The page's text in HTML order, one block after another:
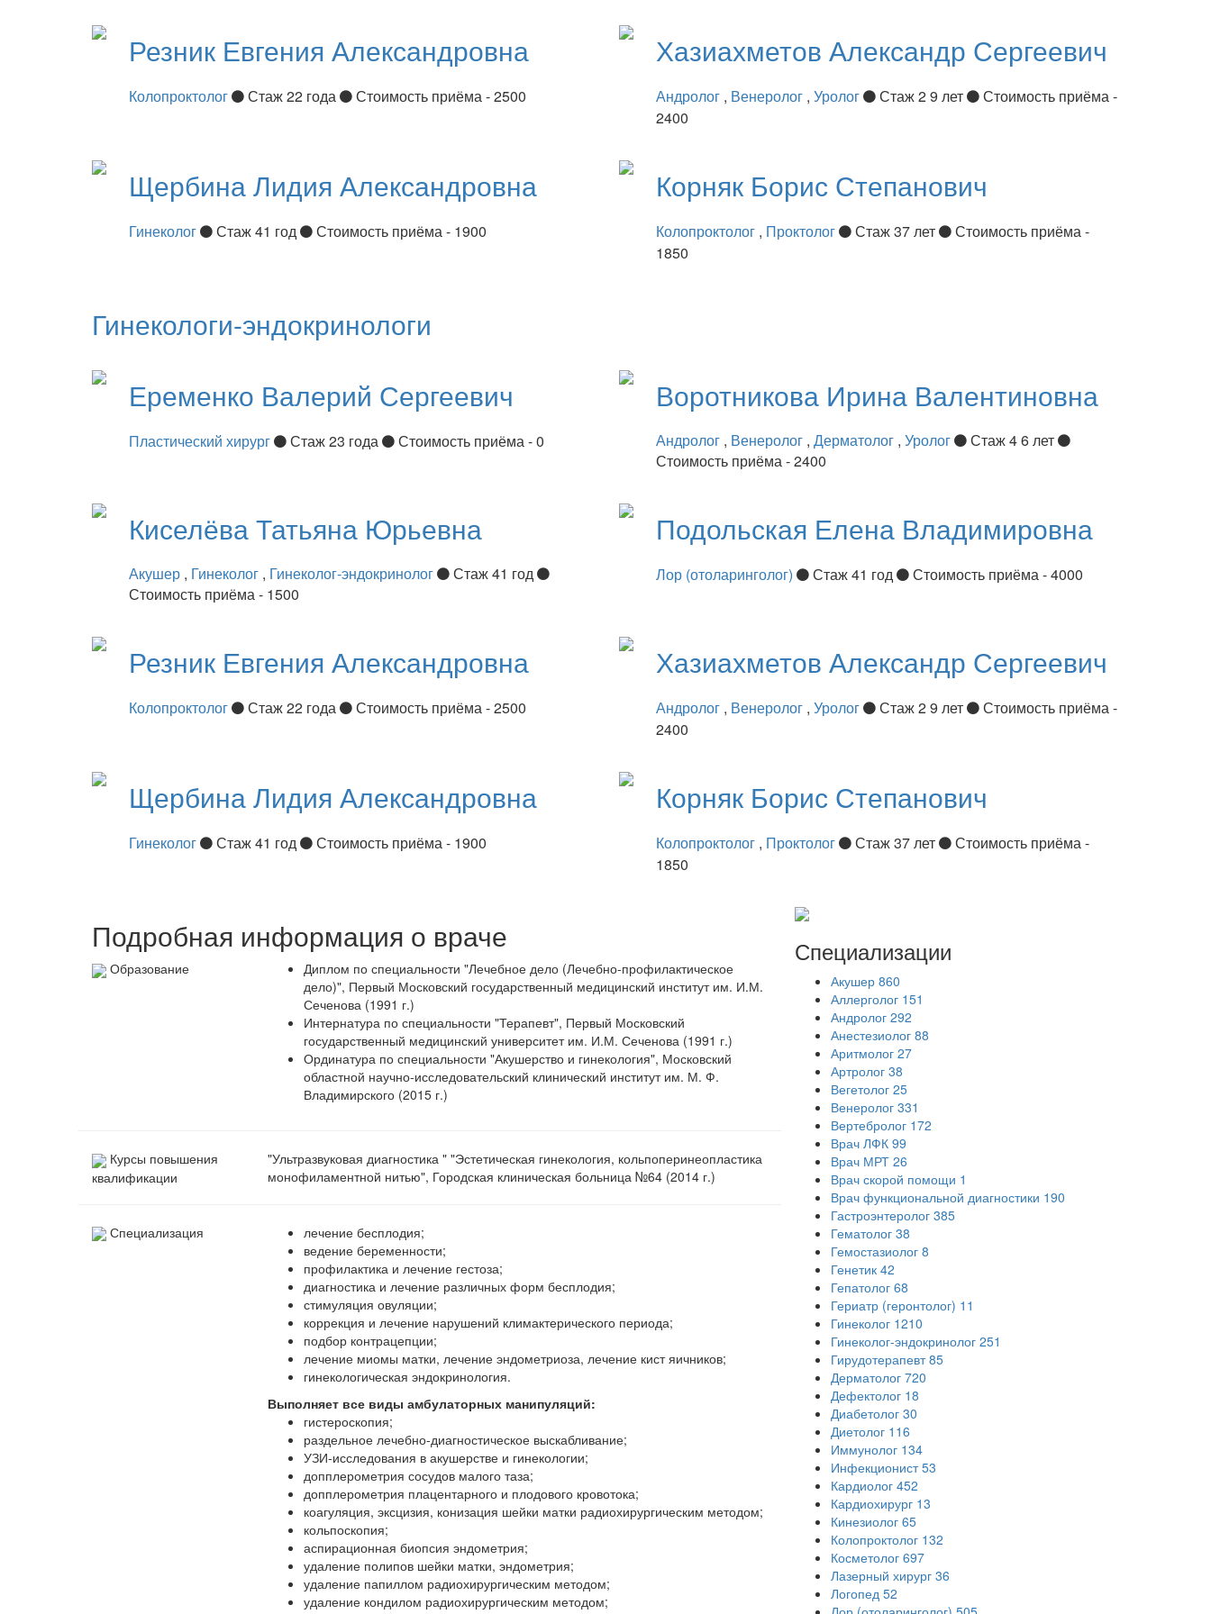
Резник Евгения Александровна
Колопроктолог Стаж 22 года Стоимость приёма - 2500
Хазиахметов Александр Сергеевич
Андролог , Венеролог , Уролог Стаж 2 9 лет
Стоимость приёма -
2400
ЩербинаЛидия Александровна
Гинеколог Стаж 41 год Стоимость приёма - 1900
Корняк Борис Степанович
Колопроктолог , Проктолог Стаж 37 лет
Стоимость приёма -
1850
Гинекологи-эндокринологи
Еременко Валерий Сергеевич
Пластический хирург Стаж 23 года Стоимость приёма - 0
Воротникова Ирина Валентиновна
Андролог , Венеролог , Дерматолог , Уролог
Стаж 4 6 лет
Стоимость приёма - 2400
КиселёваТатьяна Юрьевна
Акушер , Гинеколог , Гинеколог-эндокринолог
Стаж 41 год
Стоимость приёма - 1500
Подольская Елена Владимировна
Лор (отоларинголог) Стаж 41 год Стоимость приёма - 4000
Резник Евгения Александровна
Колопроктолог Стаж 22 года Стоимость приёма - 2500
Хазиахметов Александр Сергеевич
Андролог , Венеролог , Уролог Стаж 2 9 лет
Стоимость приёма -
2400
ЩербинаЛидия Александровна
Гинеколог Стаж 41 год Стоимость приёма - 1900
Корняк Борис Степанович
Колопроктолог , Проктолог Стаж 37 лет
Стоимость приёма -
1850
Подробная информация о враче
Образование
Диплом по специальности "Лечебное дело (Лечебно-профилактическое
дело)", Первый Московский государственный медицинский институт им. И.М.
Сеченова (1991 г.)
Интернатура по специальности "Терапевт", Первый Московский
государственный медицинский университет им. И.М. Сеченова (1991 г.)
Ординатура по специальности "Акушерство и гинекология", Московский
областной научно-исследовательский клинический институт им. М. Ф.
Владимирского (2015 г.)
Курсы повышения
квалификации
"Ультразвуковая диагностика " "Эстетическая гинекология, кольпоперинеопластика
монофиламентной нитью", Городская клиническая больница №64 (2014 г.)
Специализация
лечение бесплодия;
ведение беременности;
профилактика и лечение гестоза;
диагностика и лечение различных форм бесплодия;
стимуляция овуляции;
коррекция и лечение нарушений климактерического периода;
подбор контрацепции;
лечение миомы матки, лечение эндометриоза, лечение кист яичников;
гинекологическая эндокринология.
Выполняет все виды амбулаторных манипуляций:
гистероскопия;
раздельное лечебно-диагностическое выскабливание;
УЗИ-исследования в акушерстве и гинекологии;
допплерометрия сосудов малого таза;
допплерометрия плацентарного и плодового кровотока;
коагуляция, эксцизия, конизация шейки матки радиохирургическим методом;
кольпоскопия;
аспирационная биопсия эндометрия;
удаление полипов шейки матки, эндометрия;
удаление папиллом радиохирургическим методом;
удаление кондилом радиохирургическим методом;
Специализации
Акушер 860
Аллерголог 151
Андролог 292
Анестезиолог 88
Аритмолог 27
Артролог 38
Вегетолог 25
Венеролог 331
Вертебролог 172
Врач ЛФК 99
Врач МРТ 26
Врач скорой помощи 1
Врач функциональной диагностики 190
Гастроэнтеролог 385
Гематолог 38
Гемостазиолог 8
Генетик 42
Гепатолог 68
Гериатр (геронтолог) 11
Гинеколог 1210
Гинеколог-эндокринолог 251
Гирудотерапевт 85
Дерматолог 720
Дефектолог 18
Диабетолог 30
Диетолог 116
Иммунолог 134
Инфекционист 53
Кардиолог 452
Кардиохирург 13
Кинезиолог 65
Колопроктолог 132
Косметолог 697
Лазерный хирург 36
Логопед 52